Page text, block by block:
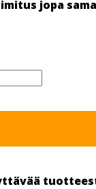
jopa